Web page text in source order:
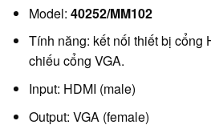
Model: 40252/MM102
Tính năng: kết nối thiết bị cổng
chiếu cổng VGA.
Input: HDMI (male)
Output: VGA (female)